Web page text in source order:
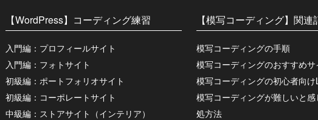
【WordPress】コーディング練習
入門編：プロフィールサイト
入門編：フォトサイト
初級編：ポートフォリオサイト
初級編：コーポレートサイト
中級編：ストアサイト（インテリア）
【模写コーディング】関連
模写コーディングの手順
模写コーディングのおすすめサ
模写コーディングの初心者向け
模写コーディングが難しいと
処方法